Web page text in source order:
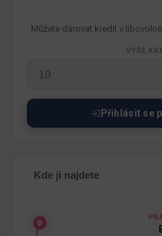
Můžete darovat kredit v
VÝŠE
Přihlásit se
Kde ji najdete